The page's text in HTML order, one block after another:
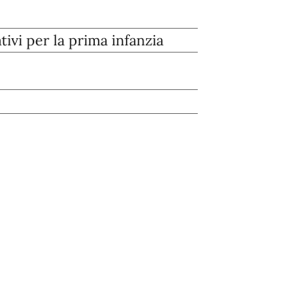
per la prima infanzia